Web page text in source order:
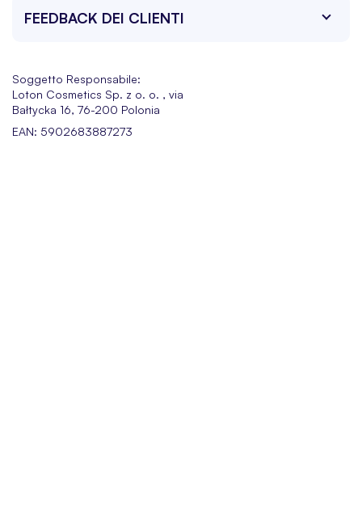
FEEDBACK DEI CLIENTI
Soggetto Responsabile:
Loton Cosmetics Sp. z o. o. , via
Bałtycka 16, 76-200 Polonia
EAN: 5902683887273